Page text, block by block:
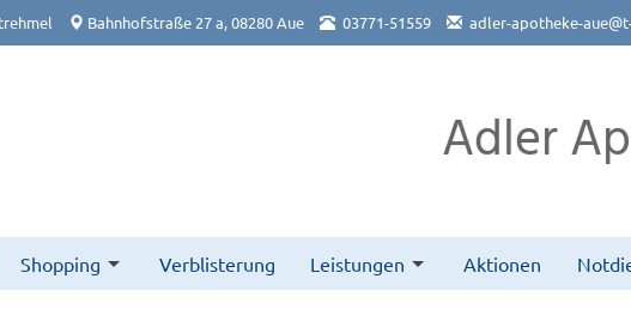
Bahnhofstraße 27 a, 08280 Aue 03771-51559 adler-apotheke-
Adler
Shopping Verblisterung Leistungen Aktionen